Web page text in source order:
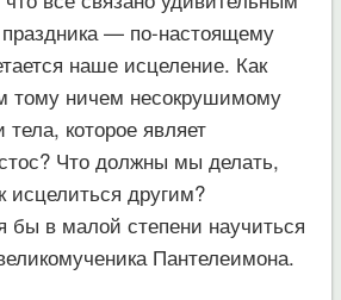
— по-настоящему
наше исцеление. Как
тому ничем несокрушимому
которое являет
Что должны мы делать,
исцелиться другим?
бы в малой степени научиться
Пантелеимона.